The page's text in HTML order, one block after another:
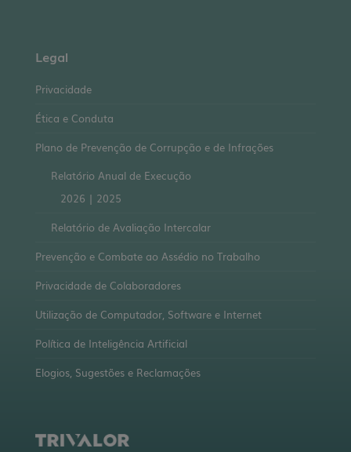
Legal
Privacidade
Ética e Conduta
Plano de Prevenção de Corrupção e de Infrações
Relatório Anual de Execução
2026 | 2025
Relatório de Avaliação Intercalar
Prevenção e Combate ao Assédio no Trabalho
Privacidade de Colaboradores
Utilização de Computador, Software e Internet
Política de Inteligência Artificial
Elogios, Sugestões e Reclamações